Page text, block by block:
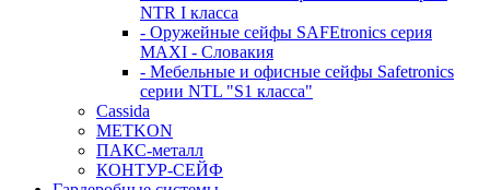
NTR I класса
- Оружейные сейфы SAFEtronics серия
MAXI - Словакия
- Мебельные и офисные сейфы Safetronics
серии NTL "S1 класса"
Cassida
METKON
ПАКС-металл
КОНТУР-СЕЙФ